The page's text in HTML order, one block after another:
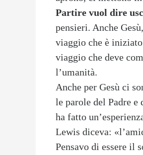
Partire vuol dire
pensieri. Anche
viaggio che è
viaggio che deve
l’umanità.
Anche per Gesù ci
le parole del Padre
ha fatto
Lewis diceva:
Pensavo di essere il